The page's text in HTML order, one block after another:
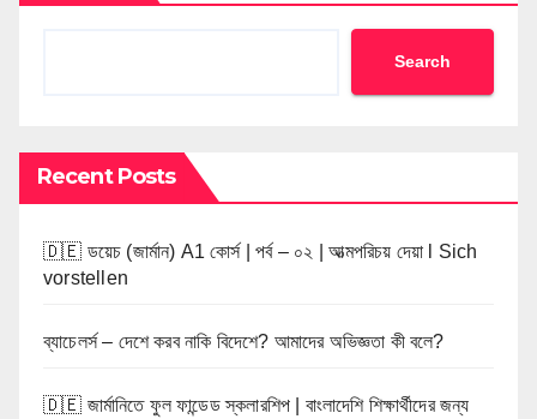
Search
Recent Posts
🇩🇪 ডয়েচ (জার্মান) A1 কোর্স | পর্ব – ০২ | আত্মপরিচয় দেয়া l Sich
vorstellen
ব্যাচেলর্স – দেশে করব নাকি বিদেশে? আমাদের অভিজ্ঞতা কী বলে?
🇩🇪 জার্মানিতে ফুল ফান্ডেড স্কলারশিপ | বাংলাদেশি শিক্ষার্থীদের জন্য